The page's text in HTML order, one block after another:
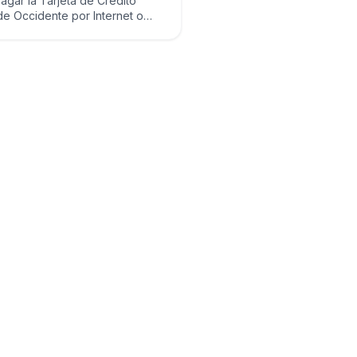
Occidente por Internet o